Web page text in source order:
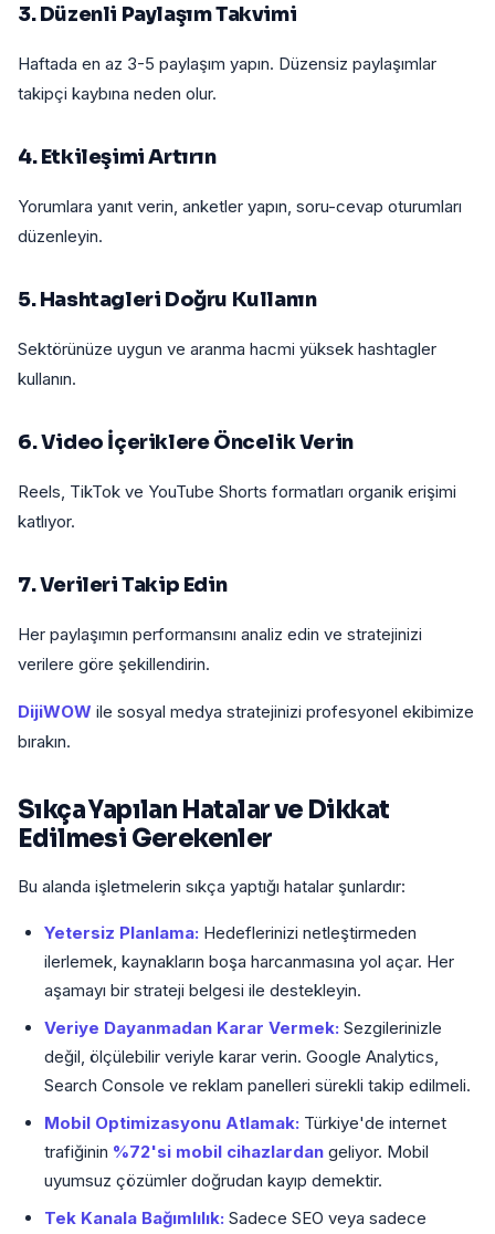
3. Düzenli Paylaşım Takvimi
Haftada en az 3-5 paylaşım yapın. Düzensiz paylaşımlar
takipçi kaybına neden olur.
4. Etkileşimi Artırın
Yorumlara yanıt verin, anketler yapın, soru-cevap oturumları
düzenleyin.
5. Hashtagleri Doğru Kullanın
Sektörünüze uygun ve aranma hacmi yüksek hashtagler
kullanın.
6. Video İçeriklere Öncelik Verin
Reels, TikTok ve YouTube Shorts formatları organik erişimi
katlıyor.
7. Verileri Takip Edin
Her paylaşımın performansını analiz edin ve stratejinizi
verilere göre şekillendirin.
DijiWOW ile sosyal medya stratejinizi profesyonel ekibimize
bırakın.
Sıkça Yapılan Hatalar ve Dikkat
Edilmesi Gerekenler
Bu alanda işletmelerin sıkça yaptığı hatalar şunlardır:
Yetersiz Planlama: Hedeflerinizi netleştirmeden
ilerlemek, kaynakların boşa harcanmasına yol açar. Her
aşamayı bir strateji belgesi ile destekleyin.
Veriye Dayanmadan Karar Vermek: Sezgilerinizle
değil, ölçülebilir veriyle karar verin. Google Analytics,
Search Console ve reklam panelleri sürekli takip edilmeli.
Mobil Optimizasyonu Atlamak: Türkiye'de internet
trafiğinin %72'si mobil cihazlardan geliyor. Mobil
uyumsuz çözümler doğrudan kayıp demektir.
Tek Kanala Bağımlılık: Sadece SEO veya sadece